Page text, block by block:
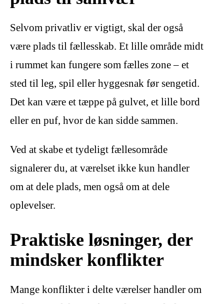
Selvom privatliv er vigtigt, skal der også
være plads til fællesskab. Et lille område midt
i rummet kan fungere som fælles zone – et
sted til leg, spil eller hyggesnak før sengetid.
Det kan være et tæppe på gulvet, et lille bord
eller en puf, hvor de kan sidde sammen.
Ved at skabe et tydeligt fællesområde
signalerer du, at værelset ikke kun handler
om at dele plads, men også om at dele
oplevelser.
Praktiske løsninger, der
mindsker konflikter
Mange konflikter i delte værelser handler om